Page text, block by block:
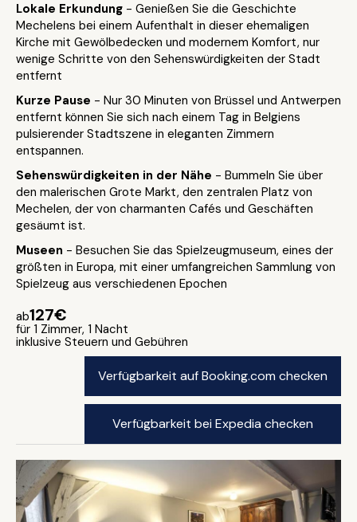
Lokale Erkundung - Genießen Sie die Geschichte
Mechelens bei einem Aufenthalt in dieser ehemaligen
Kirche mit Gewölbedecken und modernem Komfort, nur
wenige Schritte von den Sehenswürdigkeiten der Stadt
entfernt
Kurze Pause - Nur 30 Minuten von Brüssel und Antwerpen
entfernt können Sie sich nach einem Tag in Belgiens
pulsierender Stadtszene in eleganten Zimmern
entspannen.
Sehenswürdigkeiten in der Nähe - Bummeln Sie über
den malerischen Grote Markt, den zentralen Platz von
Mechelen, der von charmanten Cafés und Geschäften
gesäumt ist.
Museen - Besuchen Sie das Spielzeugmuseum, eines der
größten in Europa, mit einer umfangreichen Sammlung von
Spielzeug aus verschiedenen Epochen
ab127€
für 1 Zimmer, 1 Nacht
inklusive Steuern und Gebühren
Verfügbarkeit auf Booking.com checken
Verfügbarkeit bei Expedia checken